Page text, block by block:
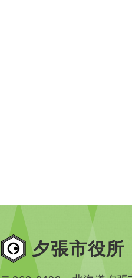
夕張市役所